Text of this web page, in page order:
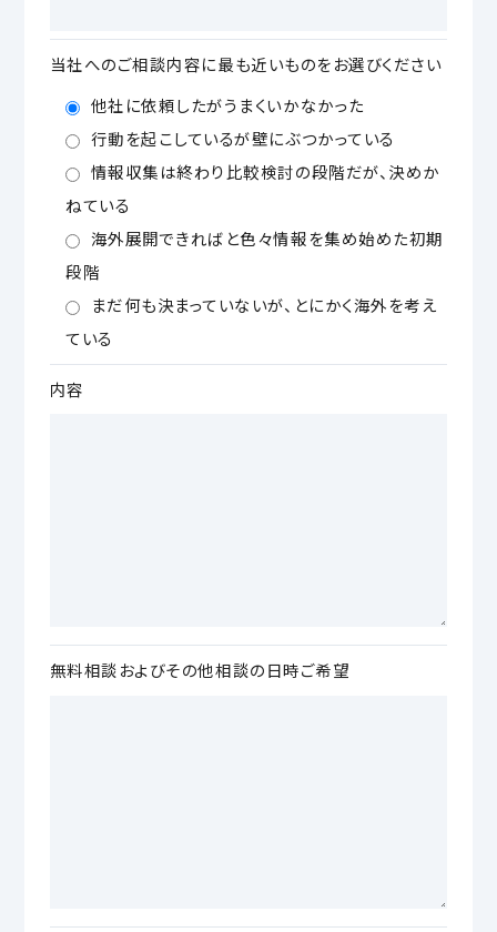
当社へのご相談内容に最も近いものをお選びください
他社に依頼したがうまくいかなかった
行動を起こしているが壁にぶつかっている
情報収集は終わり比較検討の段階だが、決めか
ねている
海外展開できればと色々情報を集め始めた初期
段階
まだ何も決まっていないが、とにかく海外を考え
ている
内容
無料相談およびその他相談の日時ご希望